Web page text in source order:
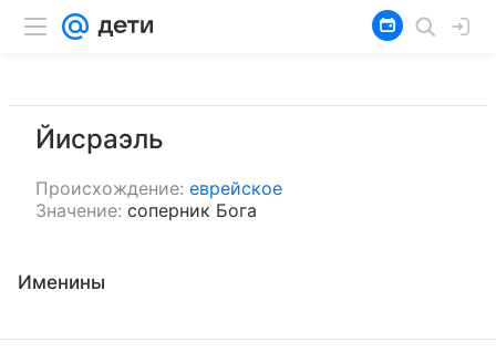
Йисраэль
Происхождение: еврейское
Значение: соперник Бога
Именины